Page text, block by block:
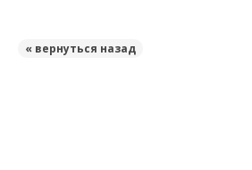
« вернуться назад